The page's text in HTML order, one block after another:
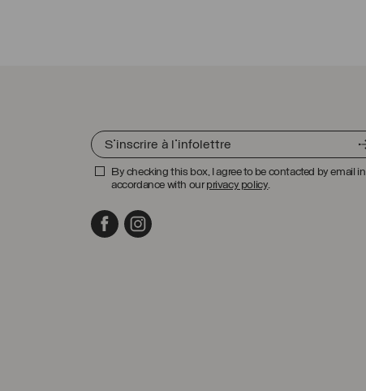
By checking this box, I agree to be contacted by email in
accordance with ourprivacy policy.
Facebook